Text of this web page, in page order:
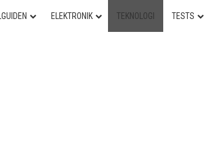
ELEKTRONIK TEKNOLOGI TESTS